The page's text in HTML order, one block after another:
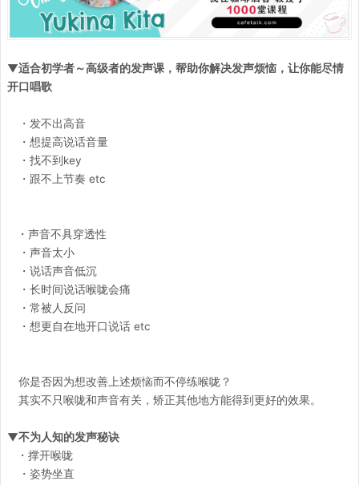
▼适合初学者～高级者的发声课，帮助你解决发声烦恼，让你能尽情
开口唱歌
・发不出高音
・想提高说话音量
・找不到key
・跟不上节奏 etc
・声音不具穿透性
・声音太小
・说话声音低沉
・长时间说话喉咙会痛
・常被人反问
・想更自在地开口说话 etc
你是否因为想改善上述烦恼而不停练喉咙？
其实不只喉咙和声音有关，矫正其他地方能得到更好的效果。
▼不为人知的发声秘诀
・撑开喉咙
・姿势坐直